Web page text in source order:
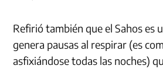
Refirió también que el Sahos es
genera pausas al respirar (es
asfixiándose todas las noches)